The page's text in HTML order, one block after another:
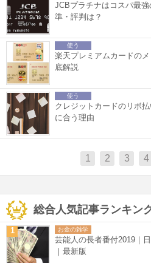
JCBプラチナはコスパ最
準・評判は？
使う
楽天プレミアムカードの
底解説
使う
クレジットカードのリボ
に合う理由
1 2 3 4
総合人気記事ランキン
1 お金の雑学
芸能人の長者番付2019｜
｜最新版